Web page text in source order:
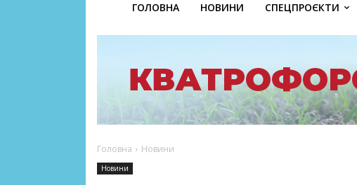
ГОЛОВНА НОВИНИ СПЕЦПРОЄКТИ
Головна Новини
Новини